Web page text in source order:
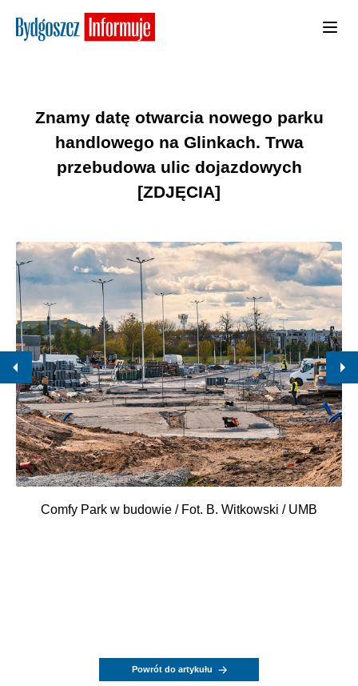
Znamy datę otwarcia nowego parku
handlowego na Glinkach. Trwa
przebudowa ulic dojazdowych
[ZDJĘCIA]
Comfy Park w budowie / Fot. B. Witkowski / UMB
Powrót do artykułu